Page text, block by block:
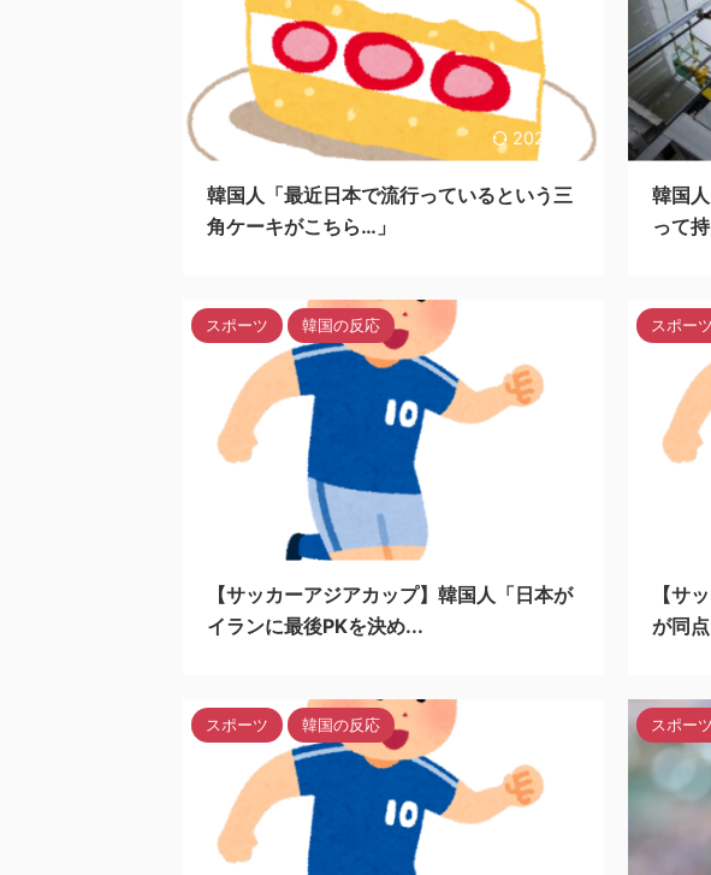
2024/2/3
韓国人「最近日本で流行っているという三
角ケーキがこちら…」
韓国
って
スポーツ 韓国の反応
【サッカーアジアカップ】韓国人「日本が
イランに最後PKを決め...
スポーツ
【サ
が同
スポーツ 韓国の反応 スポーツ